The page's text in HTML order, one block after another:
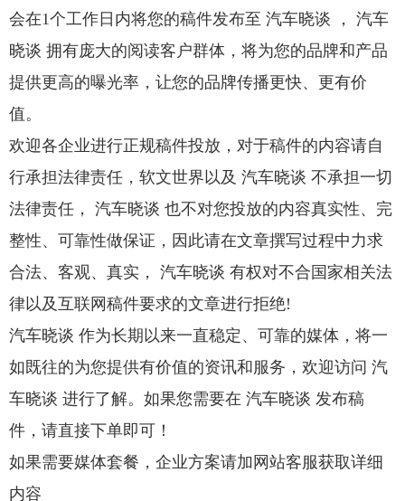
会在1个工作日内将您的稿件发布至 汽车晓谈 ， 汽车
晓谈 拥有庞大的阅读客户群体，将为您的品牌和产品
提供更高的曝光率，让您的品牌传播更快、更有价
值。
欢迎各企业进行正规稿件投放，对于稿件的内容请自
行承担法律责任，软文世界以及 汽车晓谈 不承担一切
法律责任， 汽车晓谈 也不对您投放的内容真实性、完
整性、可靠性做保证，因此请在文章撰写过程中力求
合法、客观、真实， 汽车晓谈 有权对不合国家相关法
律以及互联网稿件要求的文章进行拒绝!
汽车晓谈 作为长期以来一直稳定、可靠的媒体，将一
如既往的为您提供有价值的资讯和服务，欢迎访问 汽
车晓谈 进行了解。如果您需要在 汽车晓谈 发布稿
件，请直接下单即可！
如果需要媒体套餐，企业方案请加网站客服获取详细
内容